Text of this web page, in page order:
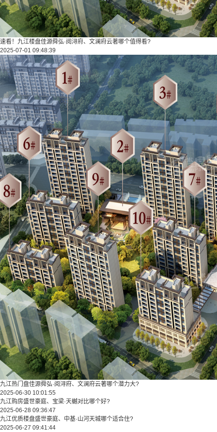
速看！九江楼盘佳源舜弘·阅浔府、文澜府云著哪个值得看?
2025-07-01 09:48:39
九江热门盘佳源舜弘·阅浔府、文澜府云著哪个潜力大?
2025-06-30 10:01:55
九江购房盛世豪庭、宝梁·天樾对比哪个好?
2025-06-28 09:36:47
九江优质楼盘盛世豪庭、中基·山河天城哪个适合住?
2025-06-27 09:41:44